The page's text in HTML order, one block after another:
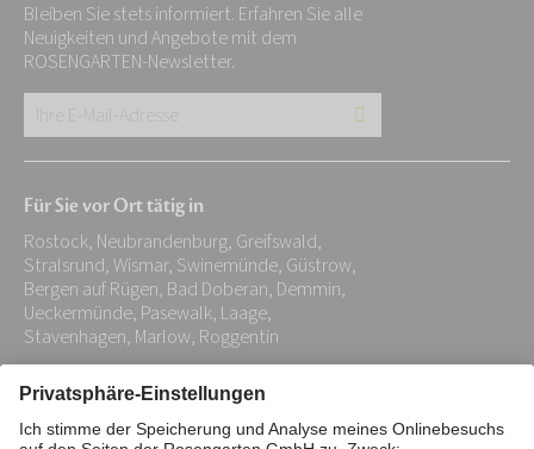
Bleiben Sie stets informiert. Erfahren Sie alle
Neuigkeiten und Angebote mit dem
ROSENGARTEN-Newsletter.
Adresse:
*
Für Sie vor Ort tätig in
Rostock, Neubrandenburg, Greifswald,
Stralsrund, Wismar, Swinemünde, Güstrow,
Bergen auf Rügen, Bad Doberan, Demmin,
Ueckermünde, Pasewalk, Laage,
Stavenhagen, Marlow, Roggentin
Impressum Datenschutz
Stiftung